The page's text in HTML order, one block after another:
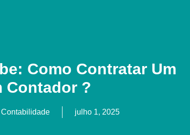
Como Contratar Um
Contador ?
julho 1, 2025